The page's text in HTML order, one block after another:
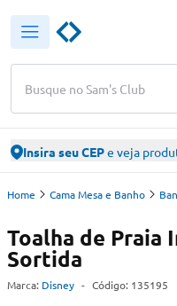
Busque no Sam's Club
Insira seu CEPe veja
Home Cama Mesa e Banho
Toalha de Praia
Sortida
Marca: Disney - Código: 135195